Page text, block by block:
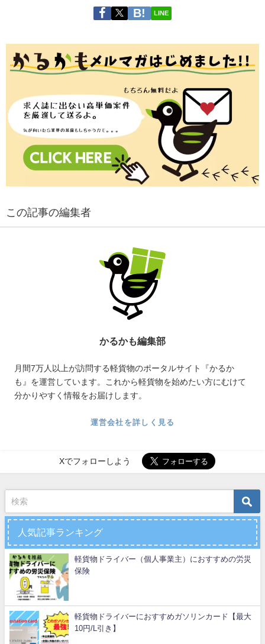
LINE
この記事の編集者
かるかも編集部
月間7万人以上が訪問する軽貨物のポータルサイト『かるか
も』を運営しています。これから軽貨物を始めたい方にむけて
分かりやすく情報をお届けします。
運営会社を詳しく見る
Xでフォローしよう
人気記事ランキング
軽貨物ドライバー（個人事業主）におすすめの労災
保険
軽貨物ドライバーにおすすめガソリンカード【最大
10円/L引き】